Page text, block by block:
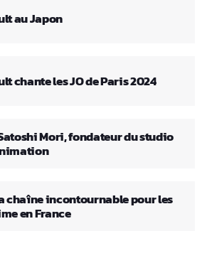
au Japon
chante les JO de Paris 2024
Mori, fondateur du studio
chaîne incontournable pour les
en France